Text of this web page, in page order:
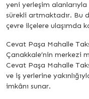
yeni yerleşim
sürekli artmaktadır. Bu
çevre ilçelere ulaşımda
Cevat Paşa Mahalle
Çanakkale’nin merkezi
Cevat Paşa Mahalle
ve iş yerlerine
imkânı sunar.